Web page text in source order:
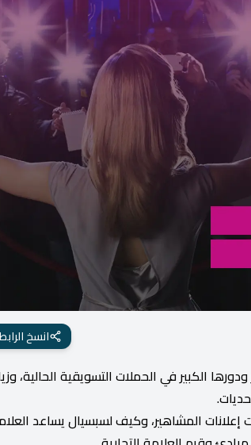
انسخ الرابط
الكبير في الحملات التسويقية الحالية،
المشاهير، وكيف لسبسيال يساعد